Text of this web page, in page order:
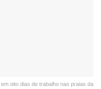
oito dias de trabalho nas praias da